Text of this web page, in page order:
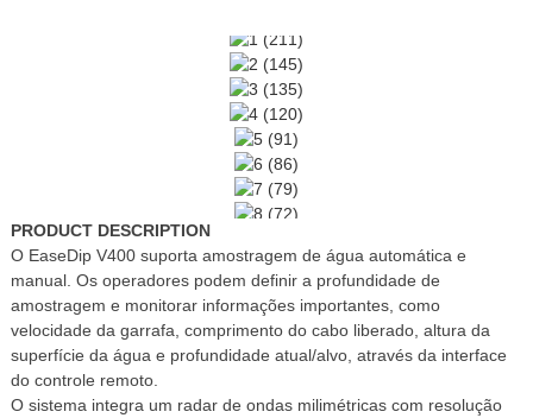
PRODUCT DESCRIPTION
O EaseDip V400 suporta amostragem de água automática e
manual. Os operadores podem definir a profundidade de
amostragem e monitorar informações importantes, como
velocidade da garrafa, comprimento do cabo liberado, altura da
superfície da água e profundidade atual/alvo, através da interface
do controle remoto.
O sistema integra um radar de ondas milimétricas com resolução